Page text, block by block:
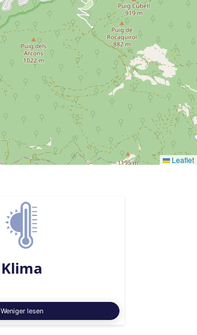
Leaflet
Klima
Weniger lesen